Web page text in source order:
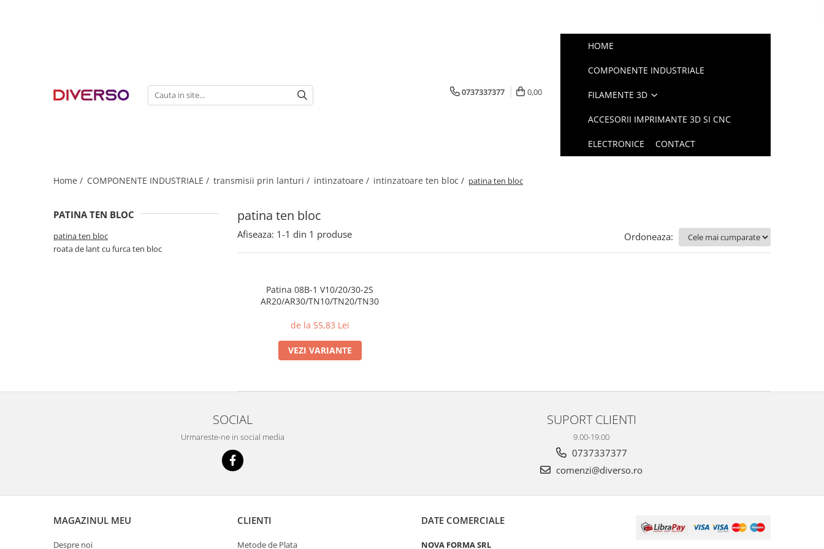
MULTIMATERIAL
0737337377 0,00
HOME
COMPONENTE INDUSTRIALE
FILAMENTE 3D
ACCESORII IMPRIMANTE 3D SI CNC
ELECTRONICE CONTACT
Home / COMPONENTE INDUSTRIALE / transmisii prin lanturi / intinzatoare / intinzatoare ten bloc / patina ten bloc
patina ten bloc
PATINA TEN BLOC
patina ten bloc
roata de lant cu furca ten bloc
Afiseaza: 1-1 din 1 produse Ordoneaza:
Patina 08B-1 V10/20/30-2S
AR20/AR30/TN10/TN20/TN30
de la 55,83 Lei
VEZI VARIANTE
SOCIAL
Urmareste-ne in social media
SUPORT CLIENTI
9.00-19.00
0737337377
comenzi@diverso.ro
MAGAZINUL MEU
Despre noi
CLIENTI
Metode de Plata
DATE COMERCIALE
NOVA FORMA SRL